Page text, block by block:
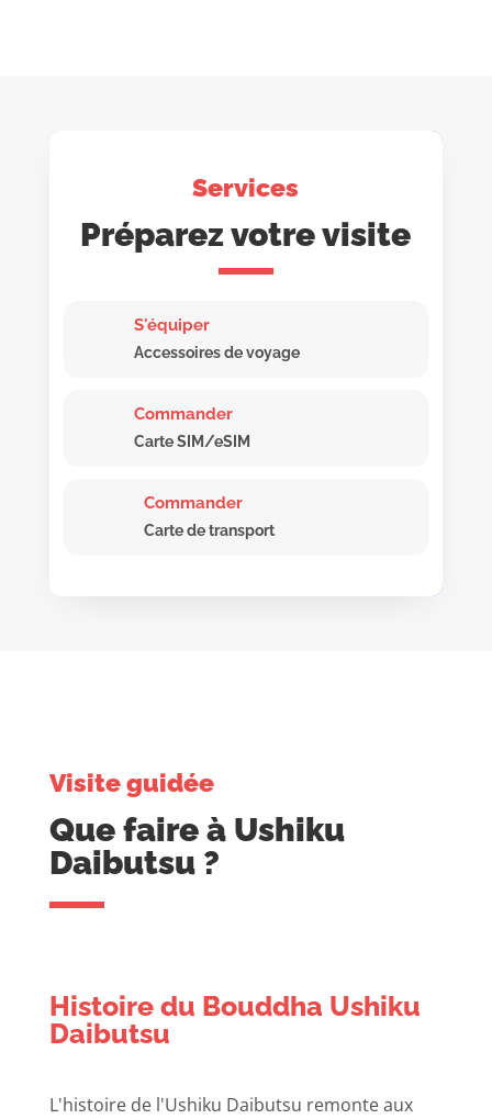
Services
Préparez votre visite
S'équiper
Accessoires de voyage
Commander
Carte SIM/eSIM
Commander
Carte de transport
Visite guidée
Que faire à Ushiku
Daibutsu ?
Histoire du Bouddha Ushiku
Daibutsu
L'histoire de l'Ushiku Daibutsu remonte aux